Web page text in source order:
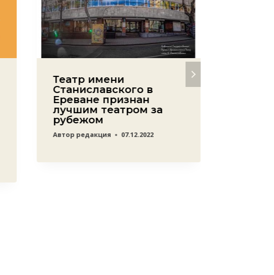
Театр имени
Станиславского в
Ереване признан
лучшим театром за
рубежом
Автор редакция 07.12.2022